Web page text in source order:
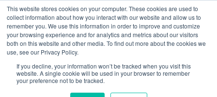
This website stores cookies on your computer. These cookies are used to
collect information about how you interact with our website and allow us to
remember you. We use this information in order to improve and customize
your browsing experience and for analytics and metrics about our visitors
both on this website and other media. To find out more about the cookies we
use, see our Privacy Policy.
If you decline, your information won’t be tracked when you visit this
website. A single cookie will be used in your browser to remember
your preference not to be tracked.
2155 9055
預約